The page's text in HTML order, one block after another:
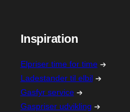
Inspiration
Elpriser time for time
Ladestander til elbil
Gasfyr service
Gaspriser udvikling